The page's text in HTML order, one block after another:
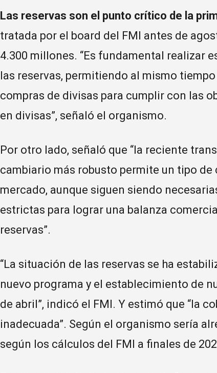
Las reservas son el punto crítico de la
tratada por el board del FMI antes de
4.300 millones. “Es fundamental realizar
las reservas, permitiendo al mismo
compras de divisas para cumplir con las
en divisas”, señaló el organismo.
Por otro lado, señaló que “la reciente
cambiario más robusto permite un tipo de
mercado, aunque siguen siendo
estrictas para lograr una balanza
reservas”.
“La situación de las reservas se ha
nuevo programa y el establecimiento de
de abril”, indicó el FMI. Y estimó que “la
inadecuada”. Según el organismo sería
según los cálculos del FMI a finales de